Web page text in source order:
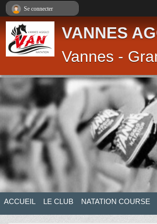
VANNES
Vannes -
ACCUEIL LE CLUB NATATION COURSE
Se connecter
Panneau de gestion des cookies